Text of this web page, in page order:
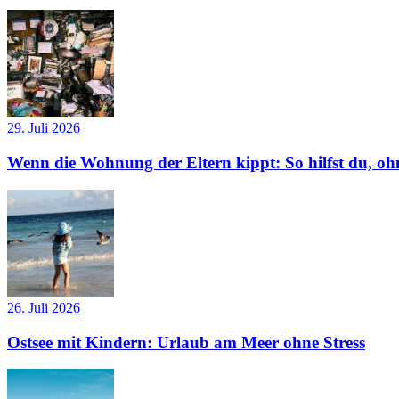
29. Juli 2026
Wenn die Wohnung der Eltern kippt: So hilfst du,
26. Juli 2026
Ostsee mit Kindern: Urlaub am Meer ohne Stress